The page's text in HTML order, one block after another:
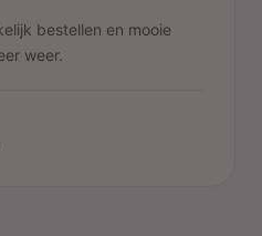
bestellen en mooie
weer.